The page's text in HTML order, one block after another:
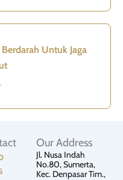
Untuk Jaga
Our Address
Jl. Nusa Indah
No.80, Sumerta,
Kec. Denpasar Tim.,